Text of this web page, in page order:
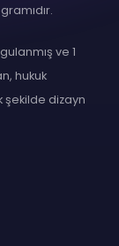
ve 1
hukuk
şekilde dizayn